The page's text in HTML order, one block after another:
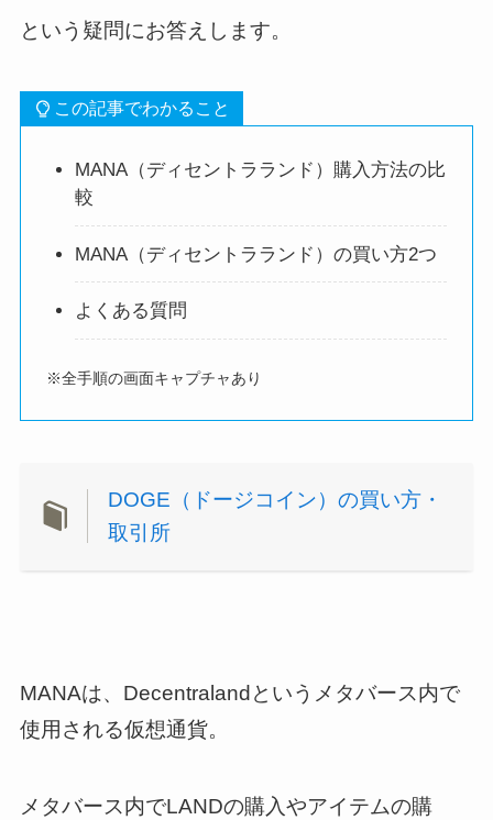
という疑問にお答えします。
この記事でわかること
MANA（ディセントラランド）購入方法の比
較
MANA（ディセントラランド）の買い方2つ
よくある質問
※全手順の画面キャプチャあり
DOGE（ドージコイン）の買い方・
取引所
MANAは、Decentralandというメタバース内で
使用される仮想通貨。
メタバース内でLANDの購入やアイテムの購